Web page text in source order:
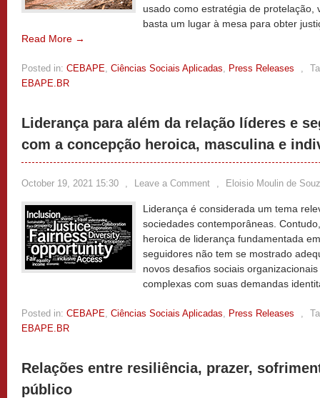
usado como estratégia de protelação,
basta um lugar à mesa para obter
Read More →
Posted in: CEBAPE, Ciências Sociais Aplicadas, Press Releases ,
EBAPE.BR
Liderança para além da relação líderes e
com a concepção heroica, masculina e
October 19, 2021 15:30 , Leave a Comment , Eloisio Moulin de
Liderança é considerada um tema
sociedades contemporâneas.
heroica de liderança fundamentada
seguidores não tem se mostrado
novos desafios sociais
complexas com suas demandas
Posted in: CEBAPE, Ciências Sociais Aplicadas, Press Releases ,
EBAPE.BR
Relações entre resiliência, prazer,
público